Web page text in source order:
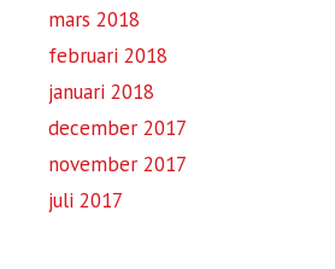
mars 2018
februari 2018
januari 2018
december 2017
november 2017
juli 2017